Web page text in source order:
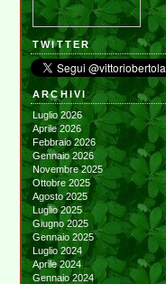
TWITTER
ARCHIVI
Luglio 2026
Aprile 2026
Febbraio 2026
Gennaio 2026
Novembre 2025
Ottobre 2025
Agosto 2025
Luglio 2025
Giugno 2025
Gennaio 2025
Luglio 2024
Aprile 2024
Gennaio 2024